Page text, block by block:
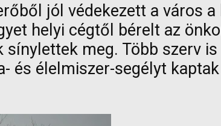
jól védekezett a város
helyi cégtől bérelt az
meg. Több szerv
és élelmiszer-segélyt